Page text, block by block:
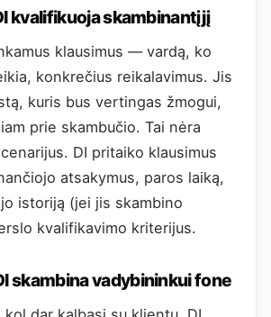
kvalifikuoja skambinantįjį
klausimus — vardą, ko
konkrečius reikalavimus. Jis
kuris bus vertingas žmogui,
prie skambučio. Tai nėra
DI pritaiko klausimus
atsakymus, paros laiką,
istoriją (jei jis skambino
kvalifikavimo kriterijus.
skambina vadybininkui fone